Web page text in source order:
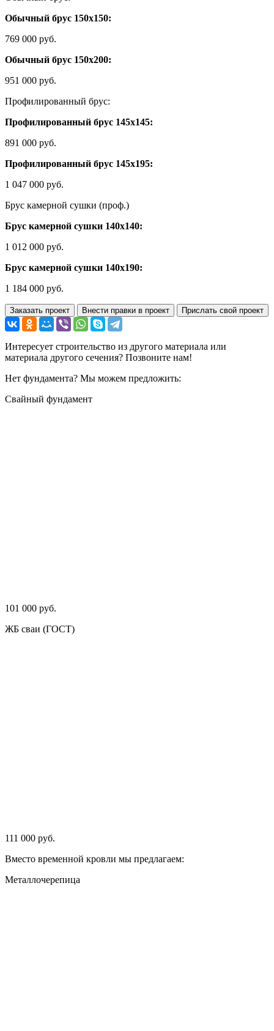
Обычный брус 150х150:
769 000 руб.
Обычный брус 150х200:
951 000 руб.
Профилированный брус:
Профилированный брус 145х145:
891 000 руб.
Профилированный брус 145х195:
1 047 000 руб.
Брус камерной сушки (проф.)
Брус камерной сушки 140х140:
1 012 000 руб.
Брус камерной сушки 140х190:
1 184 000 руб.
Заказать проект Внести правки в проект Прислать свой проект
Интересует строительство из другого материала или
материала другого сечения? Позвоните нам!
Нет фундамента? Мы можем предложить:
Свайный фундамент
101 000 руб.
ЖБ сваи (ГОСТ)
111 000 руб.
Вместо временной кровли мы предлагаем:
Металлочерепица